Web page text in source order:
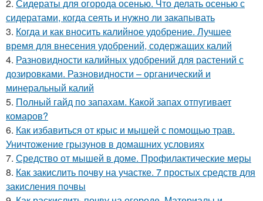
2. Сидераты для огорода осенью. Что делать осенью с
сидератами, когда сеять и нужно ли закапывать
3. Когда и как вносить калийное удобрение. Лучшее
время для внесения удобрений, содержащих калий
4. Разновидности калийных удобрений для растений с
дозировками. Разновидности – органический и
минеральный калий
5. Полный гайд по запахам. Какой запах отпугивает
комаров?
6. Как избавиться от крыс и мышей с помощью трав.
Уничтожение грызунов в домашних условиях
7. Средство от мышей в доме. Профилактические меры
8. Как закислить почву на участке. 7 простых средств для
закисления почвы